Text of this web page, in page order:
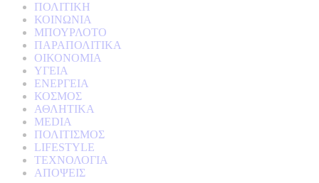
ΠΟΛΙΤΙΚΗ
ΚΟΙΝΩΝΙΑ
ΜΠΟΥΡΛΟΤΟ
ΠΑΡΑΠΟΛΙΤΙΚΑ
ΟΙΚΟΝΟΜΙΑ
ΥΓΕΙΑ
ΕΝΕΡΓΕΙΑ
ΚΟΣΜΟΣ
ΑΘΛΗΤΙΚΑ
MEDIA
ΠΟΛΙΤΙΣΜΟΣ
LIFESTYLE
ΤΕΧΝΟΛΟΓΙΑ
ΑΠΟΨΕΙΣ